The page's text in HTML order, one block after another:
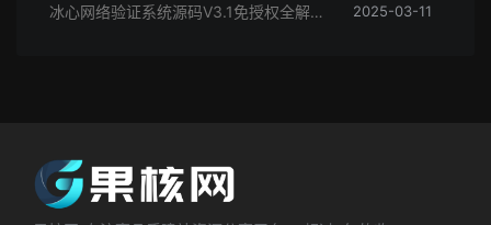
冰心网络验证系统源码V3.1免授权全解密版 带易语言例子 2025-03-11